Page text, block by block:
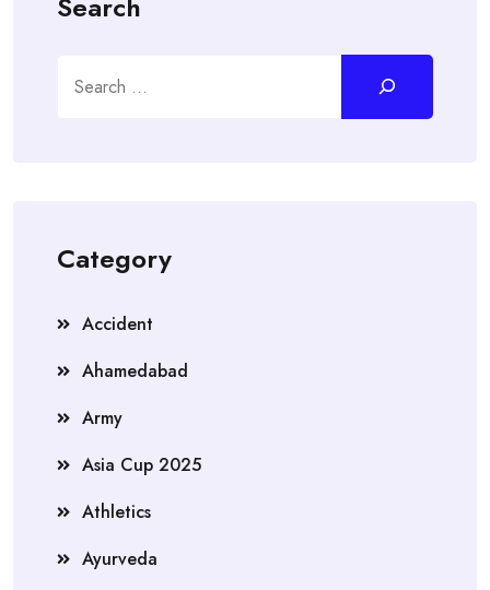
Category
Accident
Ahamedabad
Army
Asia Cup 2025
Athletics
Ayurveda